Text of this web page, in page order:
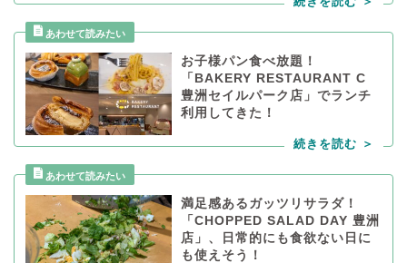
お子様パン食べ放題！
「BAKERY RESTAURANT C
豊洲セイルパーク店」でランチ
利用してきた！
満足感あるガッツリサラダ！
「CHOPPED SALAD DAY 豊洲
店」、日常的にも食欲ない日に
も使えそう！